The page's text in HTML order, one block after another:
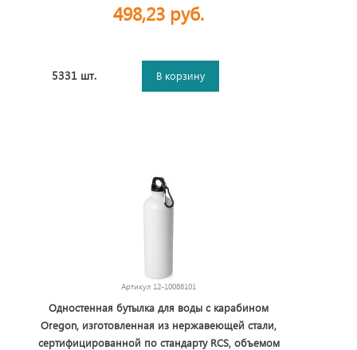
498,23 руб.
5331 шт. В корзину
Артикул 12-10086101
Одностенная бутылка для воды с карабином
Oregon, изготовленная из нержавеющей стали,
сертифицированной по стандарту RCS, объемом